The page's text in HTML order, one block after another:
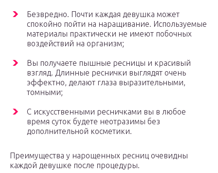
Безвредно. Почти каждая девушка может
спокойно пойти на наращивание. Используемые
материалы практически не имеют побочных
воздействий на организм;
Вы получаете пышные ресницы и красивый
взгляд. Длинные реснички выглядят очень
эффектно, делают глаза выразительными,
томными;
С искусственными ресничками вы в любое
время суток будете неотразимы без
дополнительной косметики.
Преимущества у нарощенных ресниц очевидны
каждой девушке после процедуры.